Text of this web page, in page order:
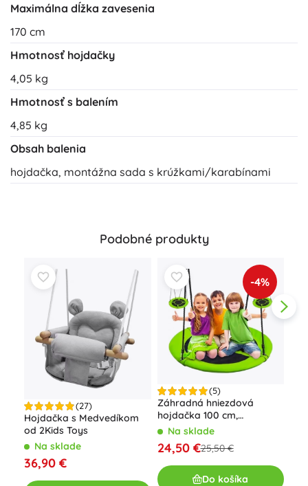
Maximálna dĺžka zavesenia
170 cm
Hmotnosť hojdačky
4,05 kg
Hmotnosť s balením
4,85 kg
Obsah balenia
hojdačka, montážna sada s krúžkami/karabínami
Podobné produkty
(27)
Hojdačka s Medvedíkom
od 2Kids Toys
Na sklade
36,90 €
-4%
(5)
Záhradná hniezdová
hojdačka 100 cm,
zeleno‑čierna, nosnosť 150
Na sklade
24,50 €25,50 €
Do košíka